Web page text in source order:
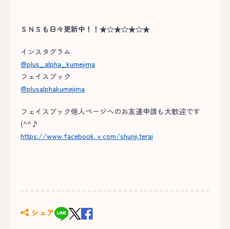
ＳＮＳも日々更新中！！★☆★☆★☆★
インスタグラム
@plus_alpha_kumejima
フェイスブック
@plusalphakumejima
フェイスブック個人ページへのお友達申請も大歓迎です
(^^♪
https://www.facebook.ｖcom/shunji.terai
シェア